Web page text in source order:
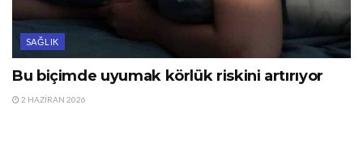
SAĞLIK
Bu biçimde uyumak körlük riskini artırıyor
2 HAZIRAN 2026